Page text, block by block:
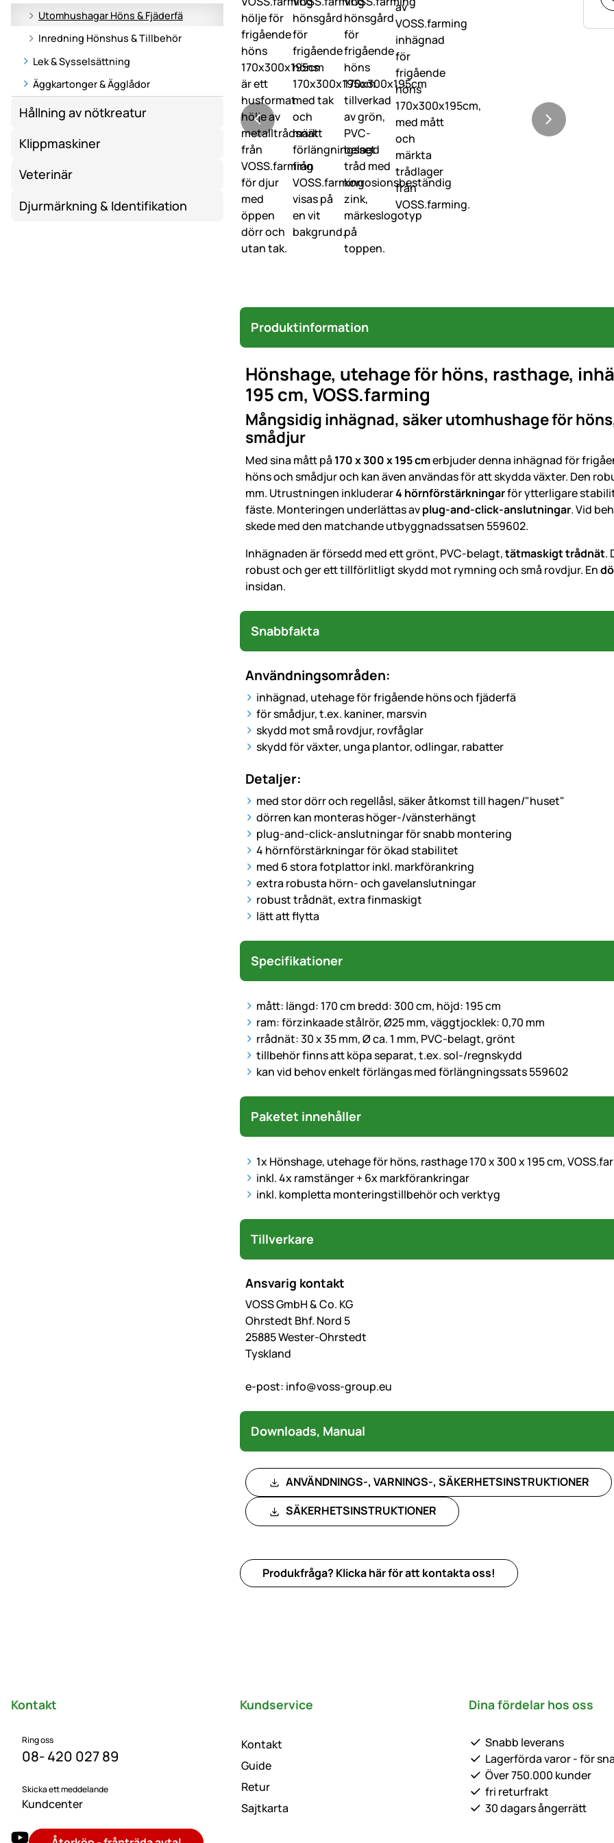
Utomhushagar Höns & Fjäderfä
Inredning Hönshus & Tillbehör
Lek & Sysselsättning
Äggkartonger & Ägglådor
Hållning av nötkreatur
Klippmaskiner
Veterinär
Djurmärkning & Identifikation
Produktinformation
Hönshage, utehage för höns, rasthage,
195 cm, VOSS.farming
Mångsidig inhägnad, säker utomhushage för
smådjur
Med sina mått på 170 x 300 x 195 cmerbjuder denna inhägnad för
höns och smådjur och kan även användas för att skydda växter. Den
mm. Utrustningen inkluderar4 hörnförstärkningarför ytterligare
fäste. Monteringen underlättas avplug-and-click-anslutningar. Vid
skede med den matchande utbyggnadssatsen 559602.
Inhägnaden är försedd med ett grönt, PVC-belagt,tätmaskigt trådnät.
robust och ger ett tillförlitligt skydd mot rymning och små rovdjur. En
insidan.
Snabbfakta
Användningsområden:
inhägnad, utehage för frigående höns och fjäderfä
för smådjur, t.ex. kaniner, marsvin
skydd mot små rovdjur, rovfåglar
skydd för växter, unga plantor, odlingar, rabatter
Detaljer:
med stor dörr och regellåsl, säker åtkomst till hagen/"huset"
dörren kan monteras höger-/vänsterhängt
plug-and-click-anslutningar för snabb montering
4 hörnförstärkningar för ökad stabilitet
med 6 stora fotplattor inkl. markförankring
extra robusta hörn- och gavelanslutningar
robust trådnät, extra finmaskigt
lätt att flytta
Specifikationer
mått: längd: 170 cm bredd: 300 cm, höjd: 195 cm
ram: förzinkaade stålrör, Ø25 mm, väggtjocklek: 0,70 mm
rrådnät: 30 x 35 mm, Ø ca. 1 mm, PVC-belagt, grönt
tillbehör finns att köpa separat, t.ex. sol-/regnskydd
kan vid behov enkelt förlängas med förlängningssats 559602
Paketet innehåller
1x Hönshage, utehage för höns, rasthage 170 x 300 x 195 cm,
inkl. 4x ramstänger + 6x markförankringar
inkl. kompletta monteringstillbehör och verktyg
Tillverkare
Ansvarig kontakt
VOSS GmbH & Co. KG
Ohrstedt Bhf. Nord 5
25885 Wester-Ohrstedt
Tyskland
e-post: info@voss-group.eu
Downloads, Manual
ANVÄNDNINGS-, VARNINGS-, SÄKERHETSINSTRUKTIONER
SÄKERHETSINSTRUKTIONER
Produkfråga? Klicka här för att kontakta oss!
Kontakt
Ring oss
08- 420 027 89
Skicka ett meddelande
Kundcenter
Kundservice
Kontakt
Guide
Retur
Sajtkarta
Dina fördelar hos oss
Snabb leverans
Lagerförda varor - för
Över 750.000 kunder
fri returfrakt
30 dagars ångerrätt